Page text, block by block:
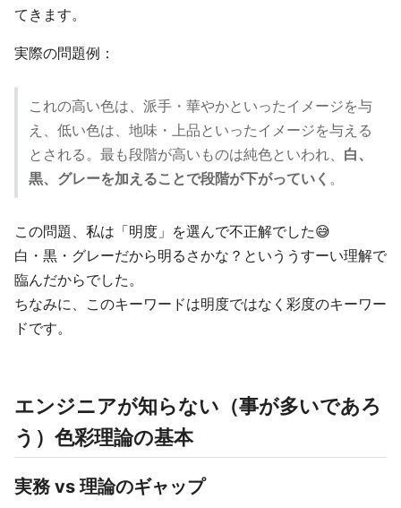
てきます。
実際の問題例：
これの高い色は、派手・華やかといったイメージを与
え、低い色は、地味・上品といったイメージを与える
とされる。最も段階が高いものは純色といわれ、 白、
黒、グレーを加えることで段階が下がっていく 。
この問題、私は「明度」を選んで不正解でした😅
白・黒・グレーだから明るさかな？といううすーい理解で
臨んだからでした。
ちなみに、このキーワードは明度ではなく彩度のキーワー
ドです。
エンジニアが知らない（事が多いであろ
う）色彩理論の基本
実務 vs 理論のギャップ